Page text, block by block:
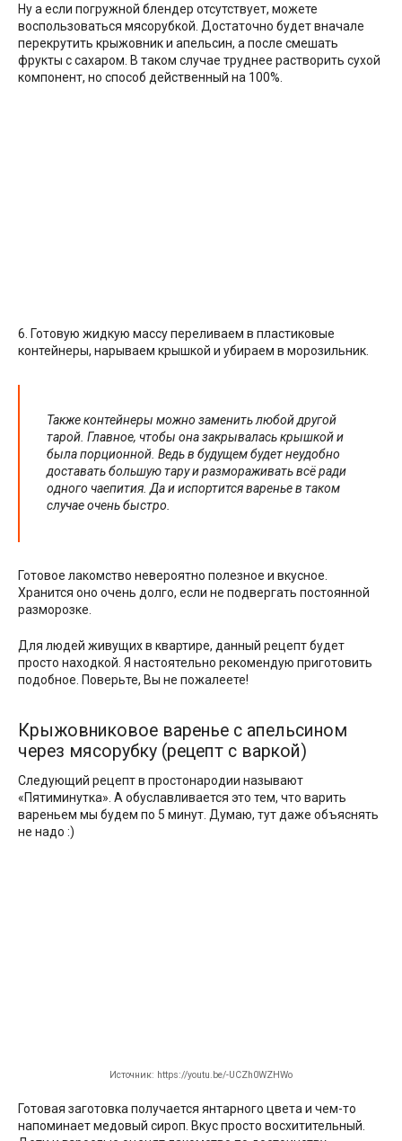
Ну а если погружной блендер отсутствует, можете
воспользоваться мясорубкой. Достаточно будет вначале
перекрутить крыжовник и апельсин, а после смешать
фрукты с сахаром. В таком случае труднее растворить сухой
компонент, но способ действенный на 100%.
6. Готовую жидкую массу переливаем в пластиковые
контейнеры, нарываем крышкой и убираем в морозильник.
Также контейнеры можно заменить любой другой
тарой. Главное, чтобы она закрывалась крышкой и
была порционной. Ведь в будущем будет неудобно
доставать большую тару и размораживать всё ради
одного чаепития. Да и испортится варенье в таком
случае очень быстро.
Готовое лакомство невероятно полезное и вкусное.
Хранится оно очень долго, если не подвергать постоянной
разморозке.
Для людей живущих в квартире, данный рецепт будет
просто находкой. Я настоятельно рекомендую приготовить
подобное. Поверьте, Вы не пожалеете!
Крыжовниковое варенье с апельсином
через мясорубку (рецепт с варкой)
Следующий рецепт в простонародии называют
«Пятиминутка». А обуславливается это тем, что варить
вареньем мы будем по 5 минут. Думаю, тут даже объяснять
не надо :)
Источник: https://youtu.be/-UCZh0WZHWo
Готовая заготовка получается янтарного цвета и чем-то
напоминает медовый сироп. Вкус просто восхитительный.